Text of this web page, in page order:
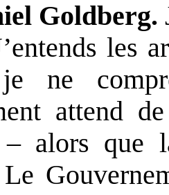
Goldberg.
les
je ne
attend
– alors que